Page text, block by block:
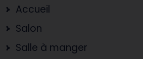
Accueil
Salon
Salle à manger